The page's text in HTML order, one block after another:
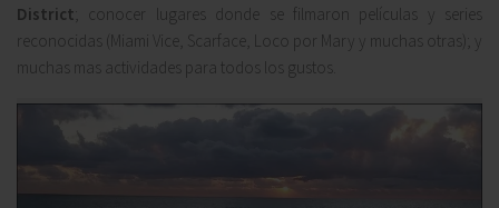
District ; conocer lugares donde se filmaron películas y series
reconocidas (Miami Vice, Scarface, Loco por Mary y muchas otras); y
muchas mas actividades para todos los gustos.